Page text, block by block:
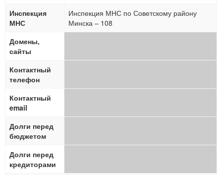
Инспекция
МНС
Инспекция МНС по Советскому району
Минска – 108
Домены,
сайты
Контактный
телефон
Контактный
email
Долги перед
бюджетом
Долги перед
кредиторами